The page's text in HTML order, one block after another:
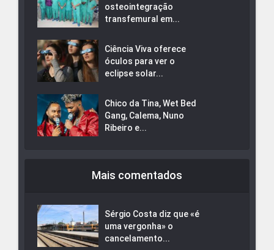
osteointegração
transfemural em...
Ciência Viva oferece
óculos para ver o
eclipse solar...
Chico da Tina, Wet Bed
Gang, Calema, Nuno
Ribeiro e...
Mais comentados
Sérgio Costa diz que «é
uma vergonha» o
cancelamento...